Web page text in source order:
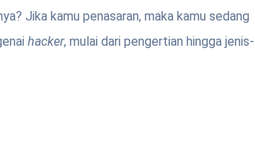
Jika kamu penasaran, maka kamu sedang
hacker, mulai dari pengertian hingga jenis-